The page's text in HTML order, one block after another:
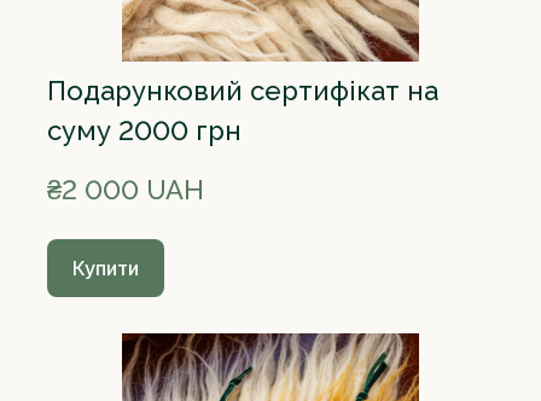
Подарунковий сертифікат на
суму 2000 грн
₴2 000 UAH
Купити